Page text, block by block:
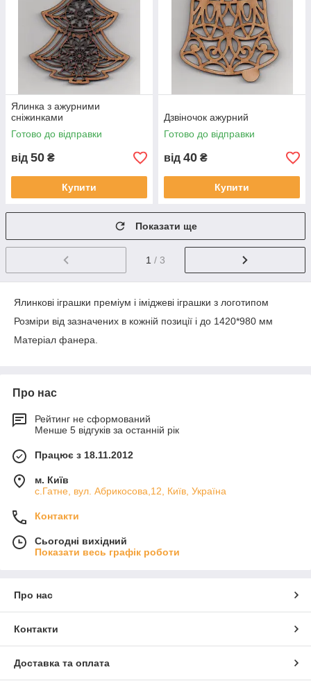
Ялинка з ажурними
сніжинками
Готово до відправки
від 50 ₴
Купити
Дзвіночок ажурний
Готово до відправки
від 40 ₴
Купити
Показати ще
1 / 3
Ялинкові іграшки преміум і іміджеві іграшки з логотипом
Розміри від зазначених в кожній позиції і до 1420*980 мм
Матеріал фанера.
Про нас
Рейтинг не сформований
Менше 5 відгуків за останній рік
Працює з 18.11.2012
м. Київ
с.Гатне, вул. Абрикосова,12, Київ, Україна
Контакти
Сьогодні вихідний
Показати весь графік роботи
Про нас
Контакти
Доставка та оплата